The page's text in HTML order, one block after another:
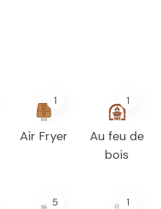
1
Air Fryer
1
Au feu de
bois
5 1